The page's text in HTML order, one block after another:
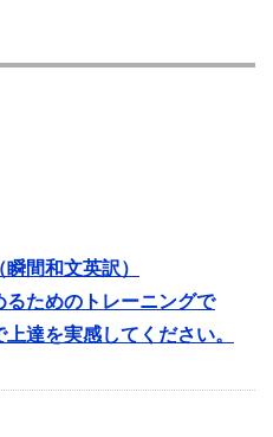
間和文英訳）
ためのトレーニングで
達を実感してください。